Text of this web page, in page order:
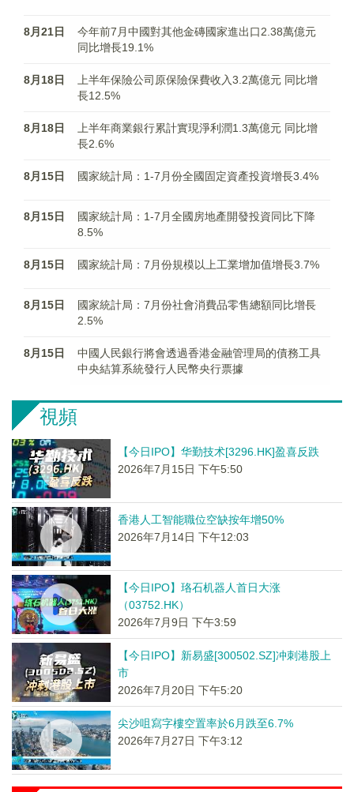
8月21日
今年前7月中國對其他金磚國家進出口2.38萬億元
同比增長19.1%
8月18日
上半年保險公司原保險保費收入3.2萬億元 同比增
長12.5%
8月18日
上半年商業銀行累計實現淨利潤1.3萬億元 同比增
長2.6%
8月15日 國家統計局：1-7月份全國固定資產投資增長3.4%
8月15日
國家統計局：1-7月全國房地產開發投資同比下降
8.5%
8月15日 國家統計局：7月份規模以上工業增加值增長3.7%
8月15日
國家統計局：7月份社會消費品零售總額同比增長
2.5%
8月15日
中國人民銀行將會透過香港金融管理局的債務工具
中央結算系統發行人民幣央行票據
視頻
【今日IPO】华勤技术[3296.HK]盈喜反跌
2026年7月15日 下午5:50
香港人工智能職位空缺按年增50%
2026年7月14日 下午12:03
【今日IPO】珞石机器人首日大涨
（03752.HK）
2026年7月9日 下午3:59
【今日IPO】新易盛[300502.SZ]冲刺港股上
市
2026年7月20日 下午5:20
尖沙咀寫字樓空置率於6月跌至6.7%
2026年7月27日 下午3:12